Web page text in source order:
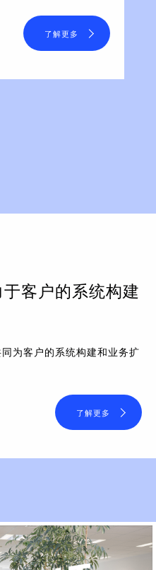
了解更多
客户的系统构建
为客户的系统构建和业务扩
了解更多